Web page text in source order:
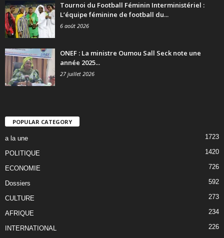
Tournoi du Football Féminin Interministériel :
L’équipe féminine de football du...
6 août 2026
ONEF : La ministre Oumou Sall Seck note une
année 2025...
27 juillet 2026
POPULAR CATEGORY
a la une 1723
POLITIQUE 1420
ECONOMIE 726
Dossiers 592
CULTURE 273
AFRIQUE 234
INTERNATIONAL 226